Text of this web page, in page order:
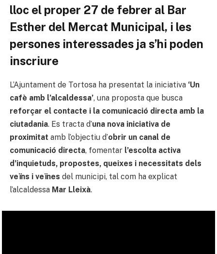
lloc el proper 27 de febrer al Bar
Esther del Mercat Municipal, i les
persones interessades ja s’hi poden
inscriure
L’Ajuntament de Tortosa ha presentat la iniciativa ‘Un
cafè amb l’alcaldessa’, una proposta que busca
reforçar el contacte i la comunicació directa amb la
ciutadania. Es tracta d’una nova iniciativa de
proximitat amb l’objectiu d’obrir un canal de
comunicació directa, fomentar l’escolta activa
d’inquietuds, propostes, queixes i necessitats dels
veïns i veïnes del municipi, tal com ha explicat
l’alcaldessa Mar Lleixà.